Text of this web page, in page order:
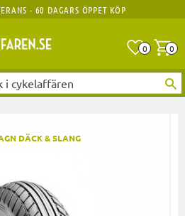
- 60 DAGARS ÖPPET KÖP
0 0
DÄCK & SLANG